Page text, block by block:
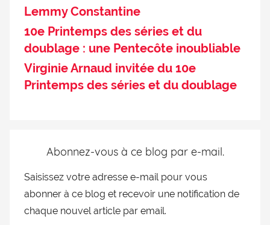
Lemmy Constantine
10e Printemps des séries et du
doublage : une Pentecôte inoubliable
Virginie Arnaud invitée du 10e
Printemps des séries et du doublage
Abonnez-vous à ce blog par e-mail.
Saisissez votre adresse e-mail pour vous
abonner à ce blog et recevoir une notification de
chaque nouvel article par email.